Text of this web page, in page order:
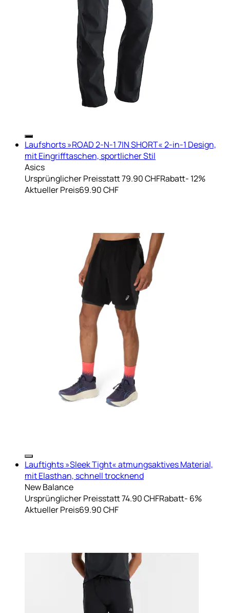
Laufshorts »ROAD 2-N-1 7IN SHORT« 2-in-1 Design,
mit Eingrifftaschen, sportlicher Stil
Asics
Ursprünglicher Preisstatt 79.90 CHFRabatt- 12%
Aktueller Preis69.90 CHF
Lauftights »Sleek Tight« atmungsaktives Material,
mit Elasthan, schnell trocknend
New Balance
Ursprünglicher Preisstatt 74.90 CHFRabatt- 6%
Aktueller Preis69.90 CHF